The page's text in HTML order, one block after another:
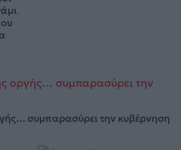
συμπαρασύρει την κυβέρνηση